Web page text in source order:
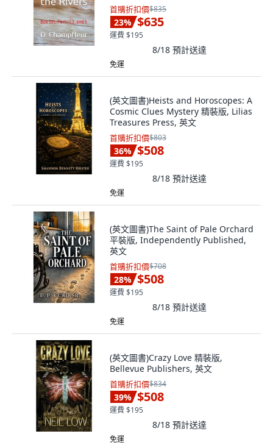
首購折扣價$835
23% $635
運費 $195
8/18 預計送達
免運
(英文圖書)Heists and Horoscopes: A
Cosmic Clues Mystery 精裝版, Lilias
Treasures Press, 英文
首購折扣價$803
36% $508
運費 $195
8/18 預計送達
免運
(英文圖書)The Saint of Pale Orchard
平裝版, Independently Published,
英文
首購折扣價$708
28% $508
運費 $195
8/18 預計送達
免運
(英文圖書)Crazy Love 精裝版,
Bellevue Publishers, 英文
首購折扣價$834
39% $508
運費 $195
8/18 預計送達
免運